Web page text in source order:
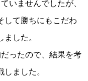
いませんでしたが、
して勝ちにもこだわ
した。
ったので、結果を考
ました。